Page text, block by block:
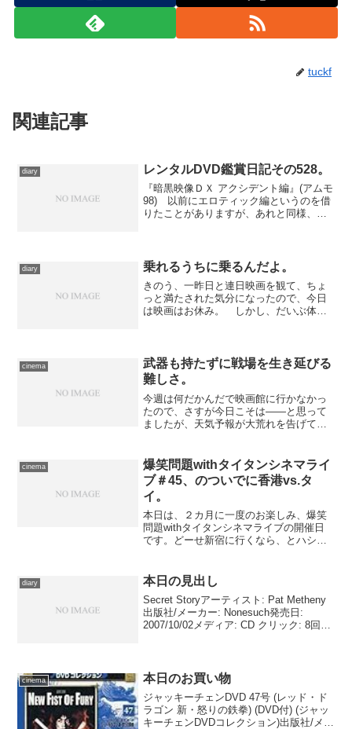
tuckf
関連記事
diary レンタルDVD鑑賞日記その528。
『暗黒映像ＤＸ アクシデント編』(アムモ
98) 以前にエロティック編というのを借
りたことがありますが、あれと同様、
ィック編に比べると...
diary 乗れるうちに乗るんだよ。
きのう、一昨日と連日映画を観て、ちょ
っと満たされた気分になったので、今日
は映画はお休み。 しかし、だいぶ体調
うかしら、と思ったのです...
cinema
武器も持たずに戦場を生き延びる
難しさ。
今週は何だかんだで映画館に行かなかっ
たので、さすが今日こそは――と思って
ましたが、天気予報が大荒れを告げてい
まであって、まったく落ち着かない１日
でした。 それでも、やっ...
cinema
爆笑問題withタイタンシネマライ
ブ＃45、のついでに香港vs.タ
イ。
本日は、２カ月に一度のお楽しみ、爆笑
問題withタイタンシネマライブの開催日
です。どーせ新宿に行くなら、とハシゴ
品が、１日１回のシビアな時間割にも拘
わらずバッチリの時間...
diary 本日の見出し
Secret Storyアーティスト: Pat Metheny
出版社/メーカー: Nonesuch発売日:
2007/10/02メディア: CD クリック: 8回こ
cinema 本日のお買い物
ジャッキーチェンDVD 47号 (レッド・ド
ラゴン 新・怒りの鉄拳) (DVD付) (ジャッ
キーチェンDVDコレクション)出版社/メー